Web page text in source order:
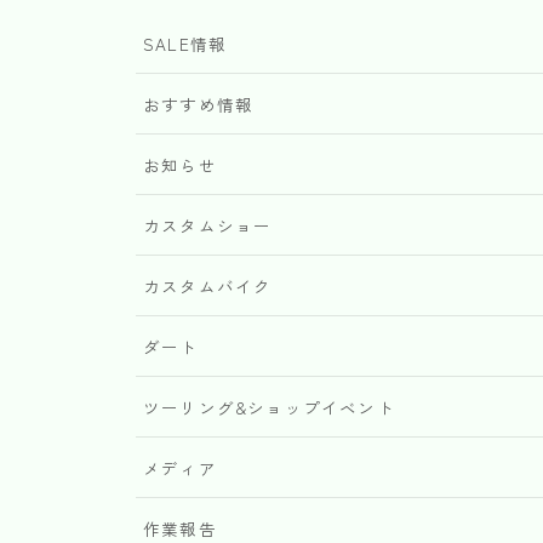
SALE情報
おすすめ情報
お知らせ
カスタムショー
カスタムバイク
ダート
ツーリング&ショップイベント
メディア
作業報告